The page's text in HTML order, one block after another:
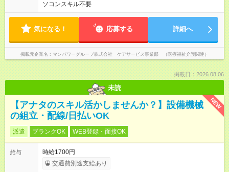
ソコンスキル不要
気になる！ 応募する 詳細へ
掲載元企業名 マンパワーグループ株式会社 ケアサービス事業部 （医療福祉介護関連）
掲載日：2026.08.06
未読
NEW
【アナタのスキル活かしませんか？】設備機械
の組立・配線/日払いOK
派遣 ブランクOK WEB登録・面接OK
給与
時給1700円
交通費別途支給あり